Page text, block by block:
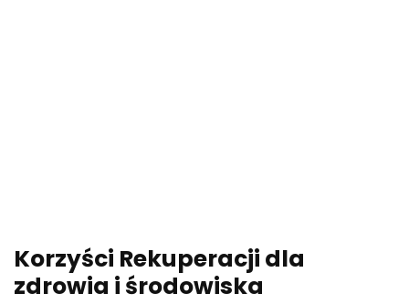
Korzyści Rekuperacji dla
zdrowia i środowiska